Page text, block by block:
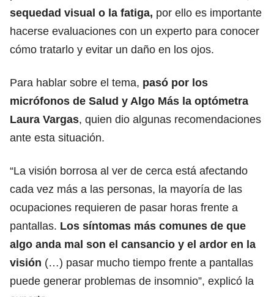
sequedad visual o la fatiga, por ello es importante
hacerse evaluaciones con un experto para conocer
cómo tratarlo y evitar un daño en los ojos.
Para hablar sobre el tema, pasó por los
micrófonos de Salud y Algo Más la optómetra
Laura Vargas, quien dio algunas recomendaciones
ante esta situación.
“La visión borrosa al ver de cerca está afectando
cada vez más a las personas, la mayoría de las
ocupaciones requieren de pasar horas frente a
pantallas. Los síntomas más comunes de que
algo anda mal son el cansancio y el ardor en la
visión (…) pasar mucho tiempo frente a pantallas
puede generar problemas de insomnio”, explicó la